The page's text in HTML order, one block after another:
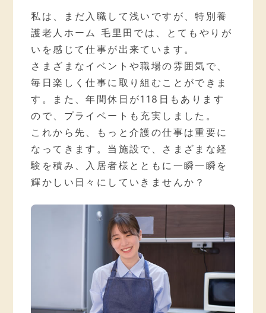
私は、まだ入職して浅いですが、特別養
護老人ホーム 毛里田では、とてもやりが
いを感じて仕事が出来ています。
さまざまなイベントや職場の雰囲気で、
毎日楽しく仕事に取り組むことができま
す。また、年間休日が118日もあります
ので、プライベートも充実しました。
これから先、もっと介護の仕事は重要に
なってきます。当施設で、さまざまな経
験を積み、入居者様とともに一瞬一瞬を
輝かしい日々にしていきませんか？